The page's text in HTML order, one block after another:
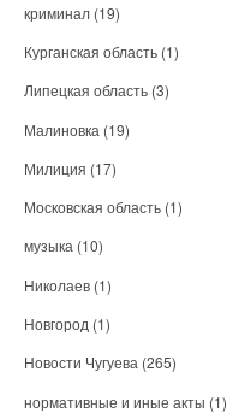
криминал (19)
Курганская область (1)
Липецкая область (3)
Малиновка (19)
Милиция (17)
Московская область (1)
музыка (10)
Николаев (1)
Новгород (1)
Новости Чугуева (265)
нормативные и иные акты (1)